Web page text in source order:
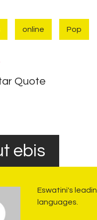
online Pop
Quote
ebis
Eswatini's
languages.